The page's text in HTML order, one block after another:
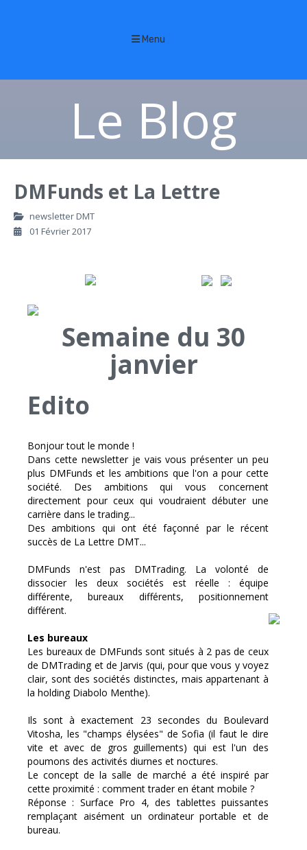
Menu
Le Blog
DMFunds et La Lettre
newsletter DMT
01 Février 2017
Semaine du 30
janvier
Edito
Bonjour tout le monde !
Dans cette newsletter je vais vous présenter un peu
plus DMFunds et les ambitions que l'on a pour cette
société. Des ambitions qui vous concernent
directement pour ceux qui voudraient débuter une
carrière dans le trading...
Des ambitions qui ont été façonné par le récent
succès de La Lettre DMT...
DMFunds n'est pas DMTrading. La volonté de
dissocier les deux sociétés est réelle : équipe
différente, bureaux différents, positionnement
différent.
Les bureaux
Les bureaux de DMFunds sont situés à 2 pas de ceux
de DMTrading et de Jarvis (qui, pour que vous y voyez
clair, sont des sociétés distinctes, mais appartenant à
la holding Diabolo Menthe).
Ils sont à exactement 23 secondes du Boulevard
Vitosha, les "champs élysées" de Sofia (il faut le dire
vite et avec de gros guillements) qui est l'un des
poumons des activités diurnes et noctures.
Le concept de la salle de marché a été inspiré par
cette proximité : comment trader en étant mobile ?
Réponse : Surface Pro 4, des tablettes puissantes
remplaçant aisément un ordinateur portable et de
bureau.